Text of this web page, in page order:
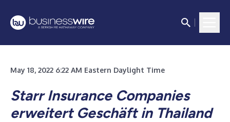
May 18, 2022 6:22 AM Eastern Daylight Time
Starr Insurance Companies
erweitert Geschäft in Thailand